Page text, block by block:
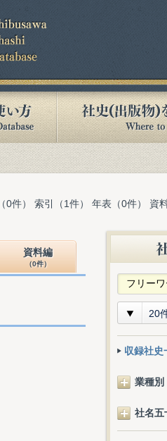
0件） 索引（1件） 年表（0件） 資料
資料編
（0件）
20
収録社史
業種別
社名五